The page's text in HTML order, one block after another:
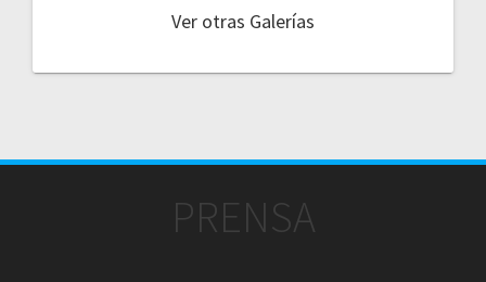
Ver otras Galerías
PRENSA